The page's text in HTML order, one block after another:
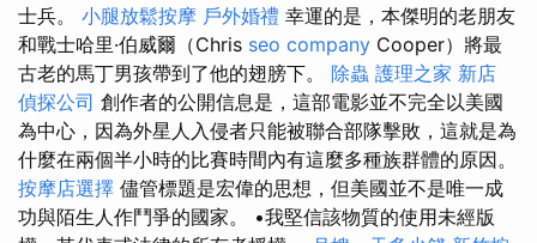
士兵。 小腿放鬆按摩 戶外婚禮 幸運的是，本傑明的老朋友
和戰士哈里·伯威爾（Chris seo company Cooper）將最
古老的馬丁男孩帶到了他的翅膀下。 除蟲 護理之家 新店
偵探公司 創作者的公開信息是，這部電影並不完全以美國
為中心，因為外星人入侵者只能被聯合部隊擊敗，這就是為
什麼在兩個半小時的比賽時間內有這麼多種族群體的原因。
按摩店選擇 儘管標題是宏偉的思想，但美國並不是唯一成
功與陌生人作鬥爭的國家。 •我堅信該物質的使用未經版